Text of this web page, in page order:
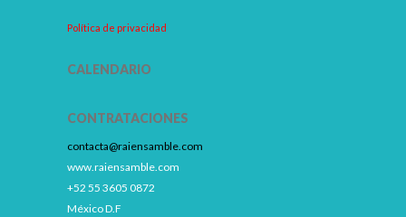
Política de privacidad
CALENDARIO
CONTRATACIONES
contacta@raiensamble.com
www.raiensamble.com
+52 55 3605 0872
México D.F